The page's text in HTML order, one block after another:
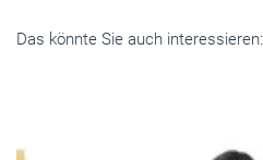
Das könnte Sie auch interessieren: